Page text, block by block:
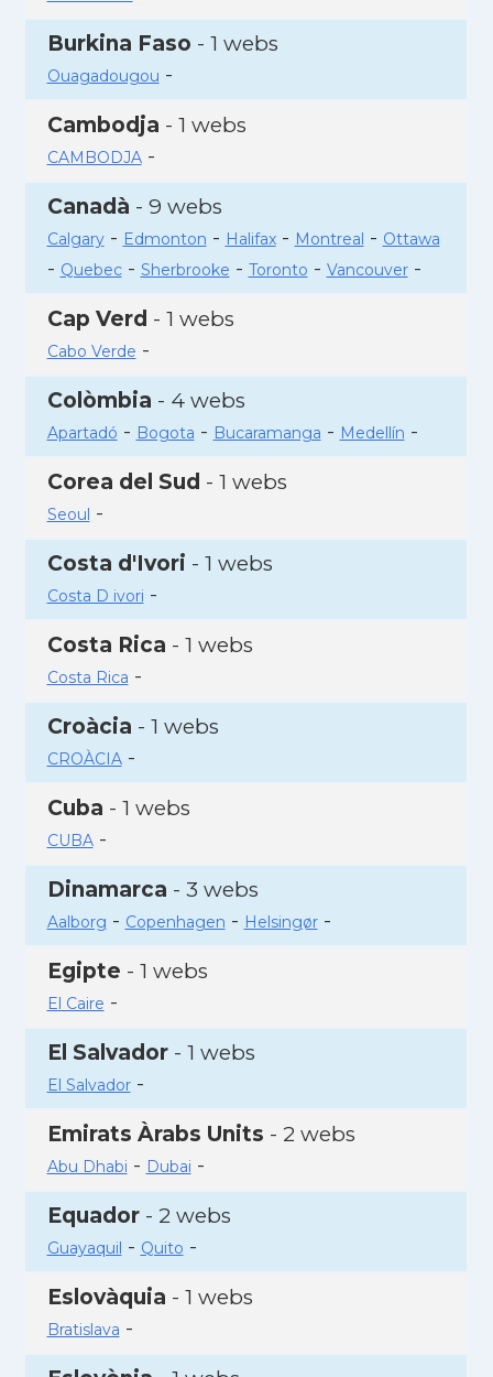
Burkina Faso - 1 webs
Ouagadougou -
Cambodja - 1 webs
CAMBODJA-
Canadà - 9 webs
Calgary- Edmonton - Halifax- Montreal - Ottawa
- Quebec- Sherbrooke - Toronto - Vancouver-
Cap Verd - 1 webs
Cabo Verde -
Colòmbia - 4 webs
Apartadó - Bogota - Bucaramanga - Medellín -
Corea del Sud - 1 webs
Seoul -
Costa d'Ivori - 1 webs
Costa D ivori -
Costa Rica - 1 webs
Costa Rica -
Croàcia - 1 webs
CROÀCIA-
Cuba - 1 webs
CUBA-
Dinamarca - 3 webs
Aalborg - Copenhagen - Helsingør-
Egipte - 1 webs
El Caire -
El Salvador- 1 webs
El Salvador-
Emirats Àrabs Units - 2 webs
Abu Dhabi - Dubai -
Equador- 2 webs
Guayaquil - Quito -
Eslovàquia - 1 webs
Bratislava -